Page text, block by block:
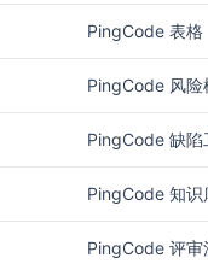
PingCode 表格
PingCode 风险
PingCode 缺陷
PingCode 知识
PingCode 评审